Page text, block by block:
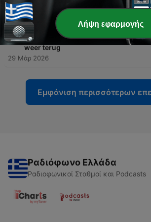
niemand je vertelt
28 Μάιος 2026
96 - 95. Menopauze Hormoon Therapie
weer terug
29 Μάρ 2026
Εμφάνιση περισσότερων
Ραδιόφωνο Ελλάδα
Ραδιοφωνικοί Σταθμοί και Podcasts
Λήψη εφαρμογής